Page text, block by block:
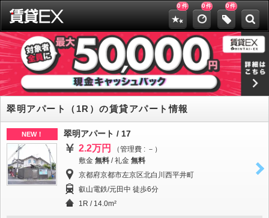
0 件 0件 0件
翠明アパート（1R）の賃貸アパート情報
NEW！ 翠明アパート / 17
2.2万円
（管理費 : －）
敷金 無料 /礼金 無料
京都府京都市左京区北白川西平井町
叡山電鉄/元田中 徒歩6分
1R / 14.0m²